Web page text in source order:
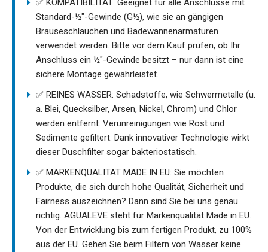
✅ KOMPATIBILITÄT: Geeignet für alle Anschlüsse mit
Standard-½"-Gewinde (G½), wie sie an gängigen
Brauseschläuchen und Badewannenarmaturen
verwendet werden. Bitte vor dem Kauf prüfen, ob Ihr
Anschluss ein ½"-Gewinde besitzt – nur dann ist eine
sichere Montage gewährleistet.
✅ REINES WASSER: Schadstoffe, wie Schwermetalle (u.
a. Blei, Quecksilber, Arsen, Nickel, Chrom) und Chlor
werden entfernt. Verunreinigungen wie Rost und
Sedimente gefiltert. Dank innovativer Technologie wirkt
dieser Duschfilter sogar bakteriostatisch.
✅ MARKENQUALITÄT MADE IN EU: Sie möchten
Produkte, die sich durch hohe Qualität, Sicherheit und
Fairness auszeichnen? Dann sind Sie bei uns genau
richtig. AGUALEVE steht für Markenqualität Made in EU.
Von der Entwicklung bis zum fertigen Produkt, zu 100%
aus der EU. Gehen Sie beim Filtern von Wasser keine